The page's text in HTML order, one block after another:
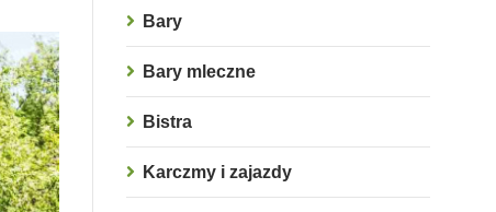
Bary
Bary mleczne
Bistra
Karczmy i zajazdy